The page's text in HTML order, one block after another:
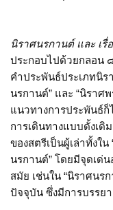
นิราศนรกานต์ และ เรื่
ประกอบไปด้วยกลอน
คำประพันธ์ประเภทนิ
นรกานต์” และ “นิราศ
แนวทางการประพันธ์
การเดินทางแบบดั้งเดิ
ของสตรีเป็นผู้เล่าทั้งใ
นรกานต์” โดยมีจุดเด่
สมัย เช่นใน “นิราศนร
ปัจจุบัน ซึ่งมีการบรรย